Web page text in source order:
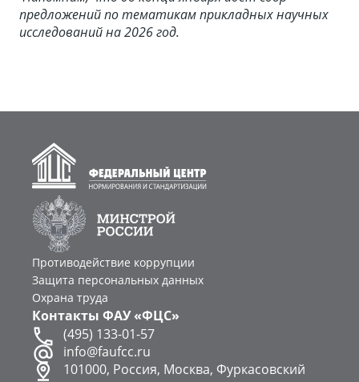
предложений по тематикам прикладных научных
исследований на 2026 год.
Противодействие коррупции
Защита персональных данных
Охрана труда
Контакты ФАУ «ФЦС»
(495) 133-01-57
info@faufcc.ru
101000, Россия, Москва, Фуркасовский